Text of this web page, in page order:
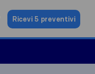
Ricevi 5 preventivi